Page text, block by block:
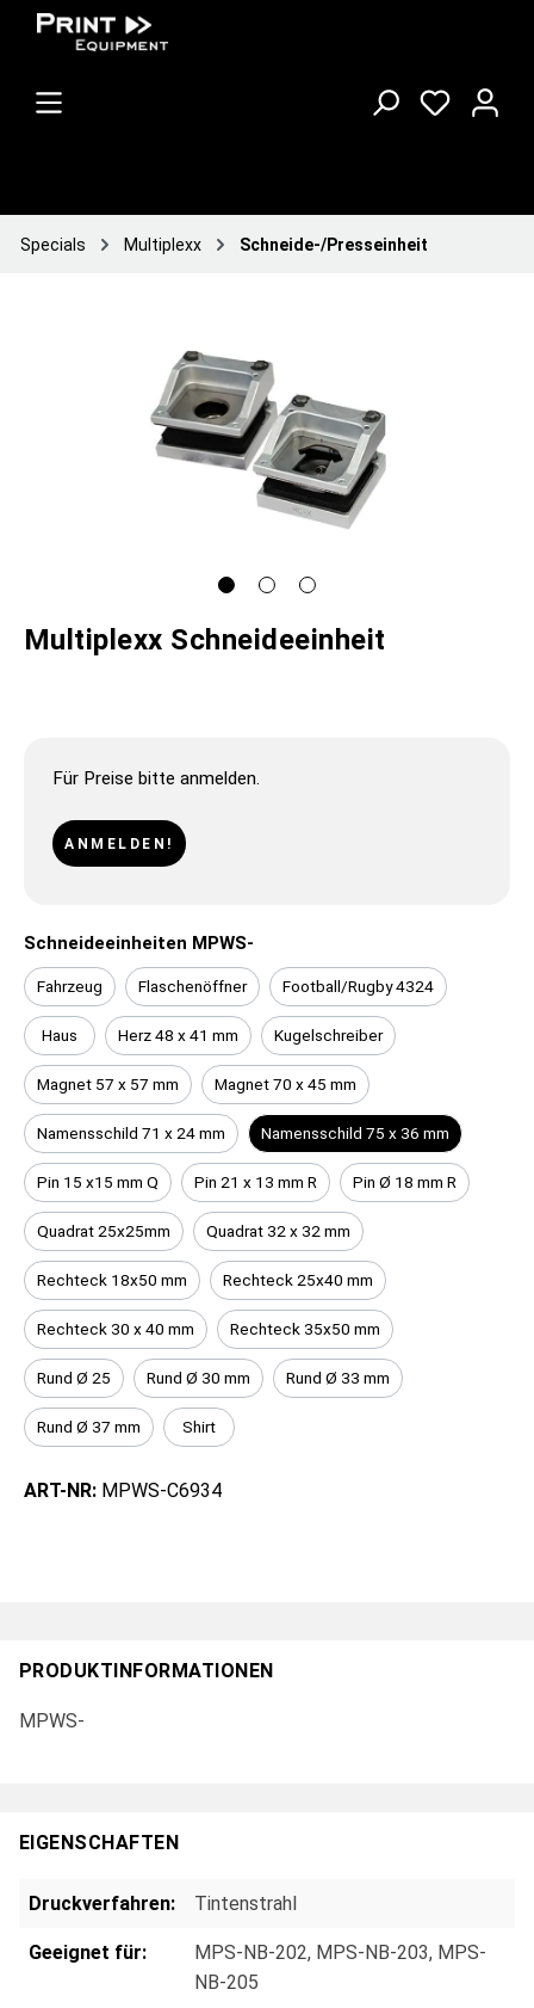
Specials Multiplexx Schneide-/Presseinheit
Multiplexx Schneideeinheit
Für Preise bitte anmelden.
ANMELDEN!
Schneideeinheiten MPWS-
Fahrzeug Flaschenöffner Football/Rugby 4324
Haus Herz 48 x 41 mm Kugelschreiber
Magnet 57 x 57 mm Magnet 70 x 45 mm
Namensschild 71 x 24 mm Namensschild 75 x 36 mm
Pin 15 x15 mm Q Pin 21 x 13 mm R Pin Ø 18 mm R
Quadrat 25x25mm Quadrat 32 x 32 mm
Rechteck 18x50 mm Rechteck 25x40 mm
Rechteck 30 x 40 mm Rechteck 35x50 mm
Rund Ø 25 Rund Ø 30 mm Rund Ø 33 mm
Rund Ø 37 mm Shirt
ART-NR: MPWS-C6934
PRODUKTINFORMATIONEN
MPWS-
EIGENSCHAFTEN
Druckverfahren: Tintenstrahl
Geeignet für: MPS-NB-202, MPS-NB-203, MPS-
NB-205